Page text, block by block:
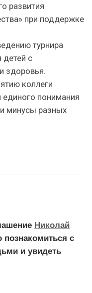
развития
при поддержке
турнира
детей с
здоровья.
коллеги
понимания
минусы разных
Николай
познакомиться с
и увидеть